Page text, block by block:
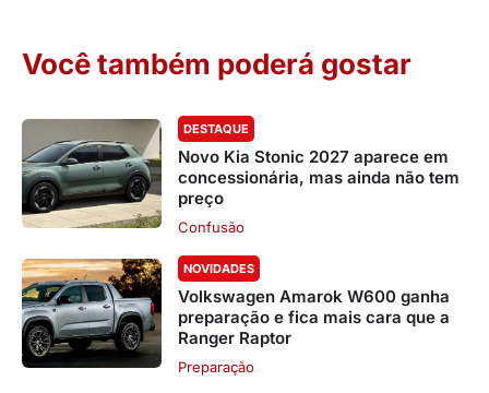
Você também poderá gostar
DESTAQUE
Novo Kia Stonic 2027 aparece em
concessionária, mas ainda não tem
preço
Confusão
NOVIDADES
Volkswagen Amarok W600 ganha
preparação e fica mais cara que a
Ranger Raptor
Preparação